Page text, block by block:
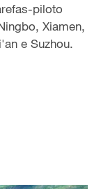
piloto
Xiamen,
e Suzhou.